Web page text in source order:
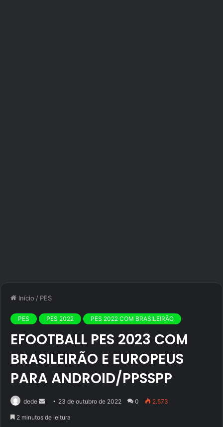
Início / PES
PES PES 2022 PES 2022 COM BRASILEIRÃO
EFOOTBALL PES 2023 COM
BRASILEIRÃO E EUROPEUS
PARA ANDROID/PPSSPP
dede
Mande23 de outubro de 2022 0 2.573
2 minutos de leitura